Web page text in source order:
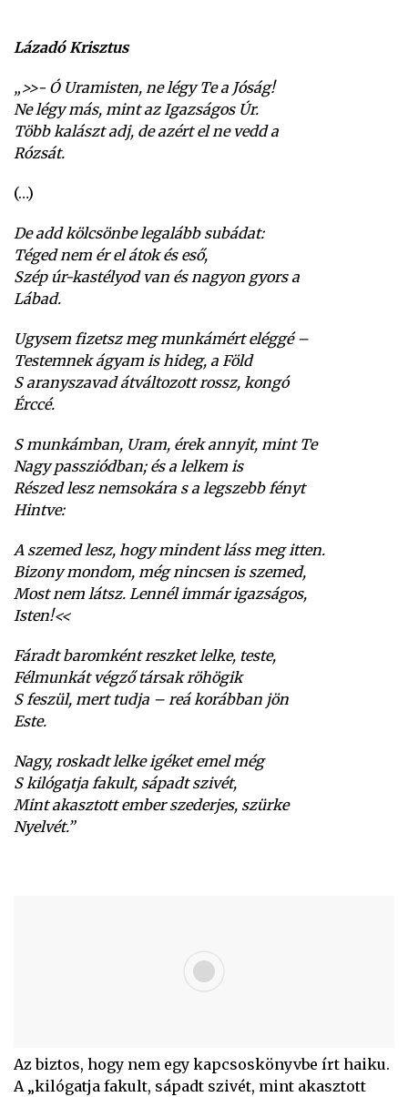
Lázadó Krisztus
„>>- Ó Uramisten, ne légy Te a Jóság!
Ne légy más, mint az Igazságos Úr.
Több kalászt adj, de azért el ne vedd a
Rózsát.
(…)
De add kölcsönbe legalább subádat:
Téged nem ér el átok és eső,
Szép úr-kastélyod van és nagyon gyors a
Lábad.
Ugysem fizetsz meg munkámért eléggé –
Testemnek ágyam is hideg, a Föld
S aranyszavad átváltozott rossz, kongó
Érccé.
S munkámban, Uram, érek annyit, mint Te
Nagy passziódban; és a lelkem is
Részed lesz nemsokára s a legszebb fényt
Hintve:
A szemed lesz, hogy mindent láss meg itten.
Bizony mondom, még nincsen is szemed,
Most nem látsz. Lennél immár igazságos,
Isten!<<
Fáradt baromként reszket lelke, teste,
Félmunkát végző társak röhögik
S feszül, mert tudja – reá korábban jön
Este.
Nagy, roskadt lelke igéket emel még
S kilógatja fakult, sápadt szivét,
Mint akasztott ember szederjes, szürke
Nyelvét.”
Az biztos, hogy nem egy kapcsoskönyvbe írt haiku.
A „kilógatja fakult, sápadt szivét, mint akasztott